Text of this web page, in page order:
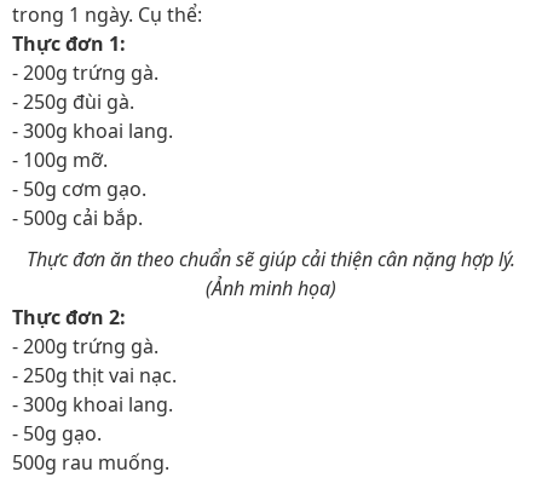
trong 1 ngày. Cụ thể:
Thực đơn 1:
- 200g trứng gà.
- 250g đùi gà.
- 300g khoai lang.
- 100g mỡ.
- 50g cơm gạo.
- 500g cải bắp.
Thực đơn ăn theo chuẩn sẽ giúp cải thiện cân nặng hợp lý.
(Ảnh minh họa)
Thực đơn 2:
- 200g trứng gà.
- 250g thịt vai nạc.
- 300g khoai lang.
- 50g gạo.
500g rau muống.